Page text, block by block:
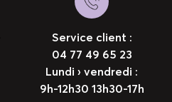
Service client :
04 77 49 65 23
Lundi › vendredi :
9h-12h30 13h30-17h